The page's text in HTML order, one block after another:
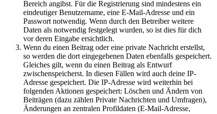
Bereich angibst. Für die Registrierung sind mindestens ein
eindeutiger Benutzername, eine E-Mail-Adresse und ein
Passwort notwendig. Wenn durch den Betreiber weitere
Daten als notwendig festgelegt wurden, so ist dies für dich
vor deren Eingabe ersichtlich.
Wenn du einen Beitrag oder eine private Nachricht erstellst,
so werden die dort eingegebenen Daten ebenfalls gespeichert.
Gleiches gilt, wenn du einen Beitrag als Entwurf
zwischenspeicherst. In diesen Fällen wird auch deine IP-
Adresse gespeichert. Die IP-Adresse wird weiterhin bei
folgenden Aktionen gespeichert: Löschen und Ändern von
Beiträgen (dazu zählen Private Nachrichten und Umfragen),
Änderungen an zentralen Profildaten (E-Mail-Adresse,